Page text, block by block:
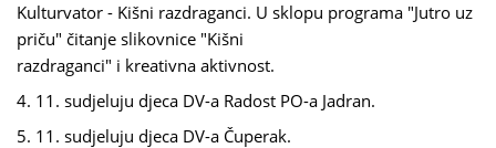
Kulturvator - Kišni razdraganci. U sklopu programa "Jutro uz
priču" čitanje slikovnice "Kišni
razdraganci" i kreativna aktivnost.
4. 11. sudjeluju djeca DV-a Radost PO-a Jadran.
5. 11. sudjeluju djeca DV-a Čuperak.